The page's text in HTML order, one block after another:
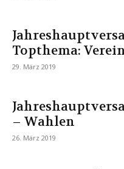
Topthema:
29. März 2019
– Wahlen
26. März 2019